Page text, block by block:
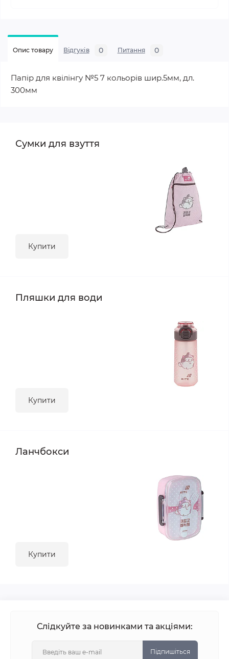
Опис товару Відгуків 0 Питання 0
Папір для квілінгу №5 7 кольорів шир.5мм, дл.
300мм
Сумки для взуття
Купити
Пляшки для води
Купити
Ланчбокси
Купити
Слідкуйте за новинками та акціями:
Підпишіться